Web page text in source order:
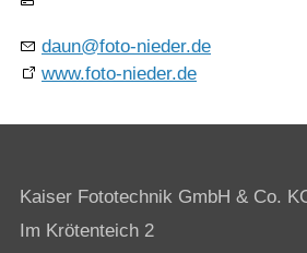
daun@foto-nieder.de
www.foto-nieder.de
Kaiser Fototechnik GmbH & Co.
Im Krötenteich 2